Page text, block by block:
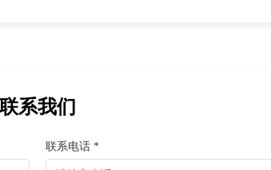
联系我们
联系电话 *